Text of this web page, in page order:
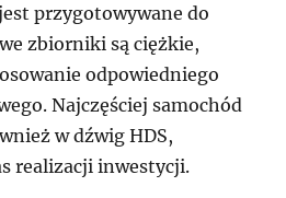
przygotowywane do
zbiorniki są ciężkie,
odpowiedniego
Najczęściej samochód
w dźwig HDS,
realizacji inwestycji.